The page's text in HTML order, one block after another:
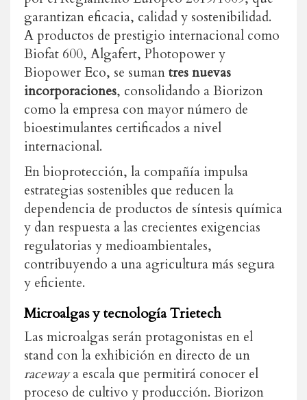
garantizan eficacia, calidad y sostenibilidad.
A productos de prestigio internacional como
Biofat 600, Algafert, Photopower y
Biopower Eco, se sumantres nuevas
incorporaciones, consolidando a Biorizon
como la empresa con mayor número de
bioestimulantes certificados a nivel
internacional.
En bioprotección, la compañía impulsa
estrategias sostenibles que reducen la
dependencia de productos de síntesis química
y dan respuesta a las crecientes exigencias
regulatorias y medioambientales,
contribuyendo a una agricultura más segura
y eficiente.
Microalgas y tecnología Trietech
Las microalgas serán protagonistas en el
stand con la exhibición en directo de un
racewaya escala que permitirá conocer el
proceso de cultivo y producción. Biorizon